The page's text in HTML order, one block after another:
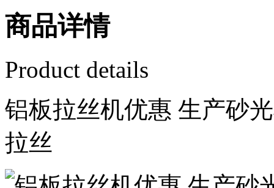
商品详情
Product details
铝板拉丝机优惠 生产砂
拉丝